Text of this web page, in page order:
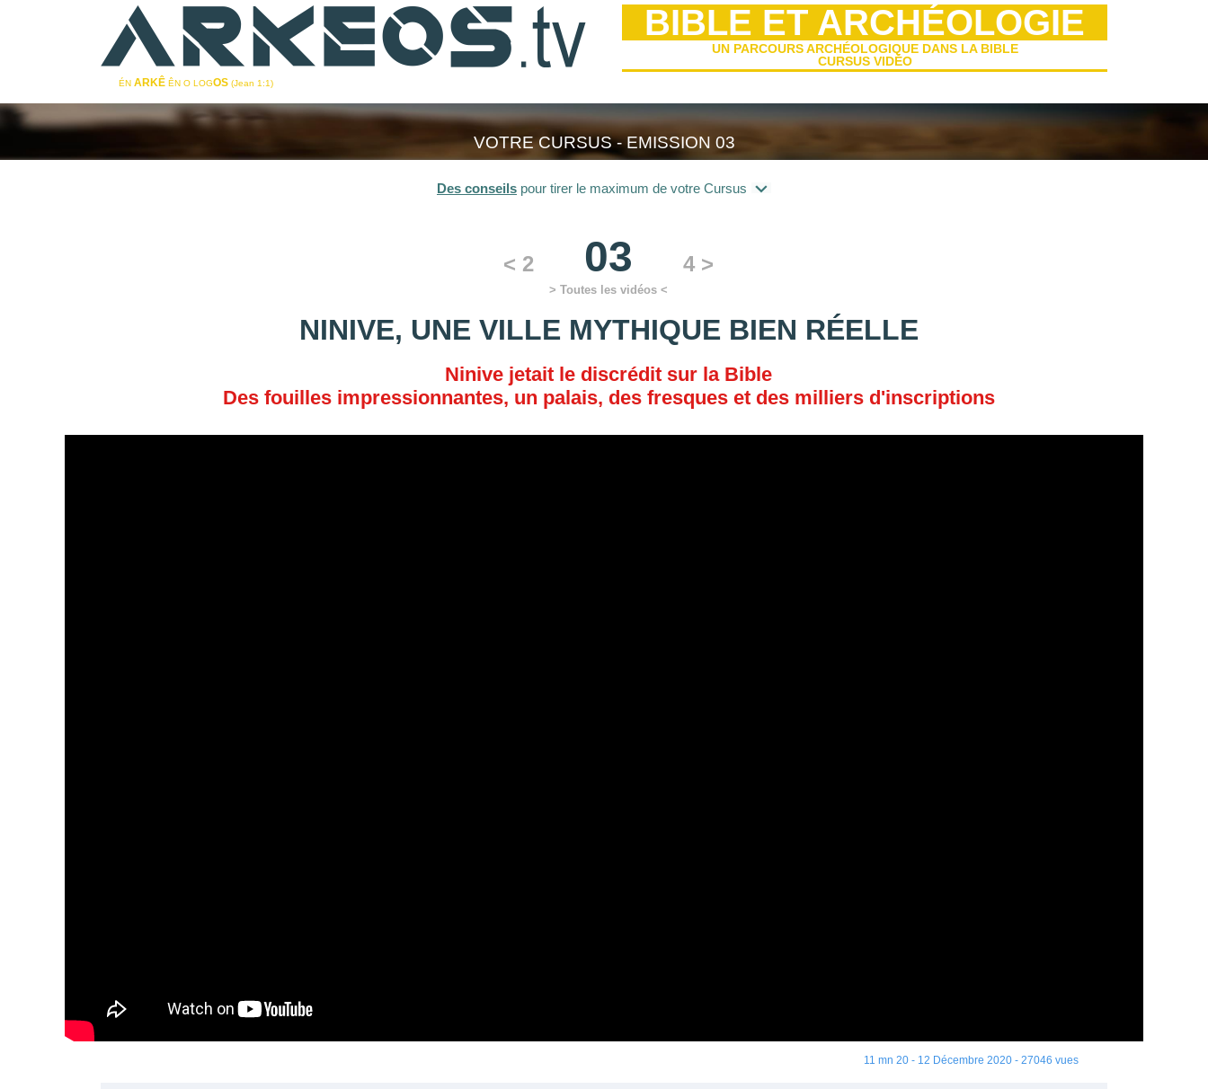
BIBLE ET ARCHÉOLOGIE
UN PARCOURS ARCHÉOLOGIQUE DANS LA BIBLE
CURSUS VIDÉO
ÉN ARKÊ ÊN O LOGOS (Jean 1:1)
VOTRE CURSUS - EMISSION 03
Des conseils pour tirer le maximum de votre Cursus
< 2 03 4 >
> Toutes les vidéos <
NINIVE, UNE VILLE MYTHIQUE BIEN RÉELLE
Ninive jetait le discrédit sur la Bible
Des fouilles impressionnantes, un palais, des fresques et des milliers d'inscriptions
11 mn 20 - 12 Décembre 2020 - 27046 vues